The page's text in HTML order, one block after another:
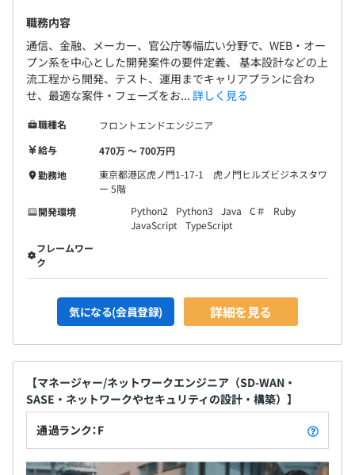
職務内容
通信、金融、メーカー、官公庁等幅広い分野で、WEB・オー
プン系を中心とした開発案件の要件定義、 基本設計などの上
流工程から開発、テスト、運用までキャリアプランに合わ
せ、最適な案件・フェーズをお... 詳しく見る
職種名
フロントエンドエンジニア
給与
470万 〜 700万円
勤務地
東京都港区虎ノ門1-17-1 虎ノ門ヒルズビジネスタワ
ー 5階
開発環境
Python2 Python3 Java C＃
Ruby
JavaScript
TypeScript
フレームワー
ク
気になる(会員登録) 詳細を見る
【マネージャー/ネットワークエンジニア（SD-WAN・
SASE・ネットワークやセキュリティの設計・構築）】
通過ランク：F